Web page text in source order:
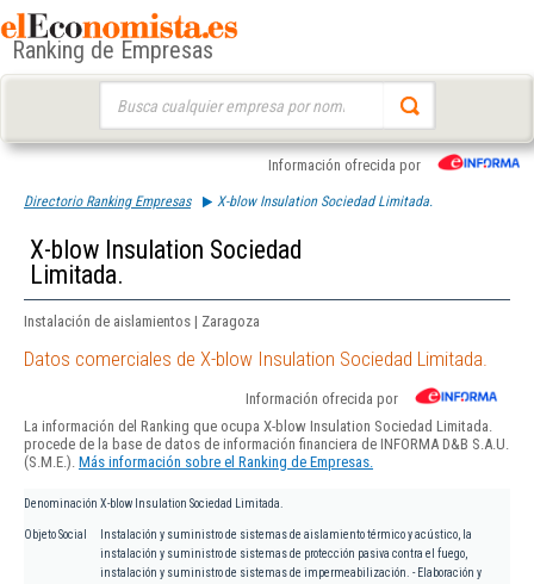
Ranking de Empresas
Información ofrecida por
Directorio Ranking Empresas X-blow Insulation Sociedad Limitada.
X-blow Insulation Sociedad
Limitada.
Instalación de aislamientos | Zaragoza
Datos comerciales de X-blow Insulation Sociedad Limitada.
Información ofrecida por
La información del Ranking que ocupa X-blow Insulation Sociedad Limitada.
procede de la base de datos de información financiera de INFORMA D&B S.A.U.
(S.M.E.). Más información sobre el Ranking de Empresas.
Denominación X-blow Insulation Sociedad Limitada.
Objeto Social
Instalación y suministro de sistemas de aislamiento térmico y acústico, la
instalación y suministro de sistemas de protección pasiva contra el fuego,
instalación y suministro de sistemas de impermeabilización. - Elaboración y